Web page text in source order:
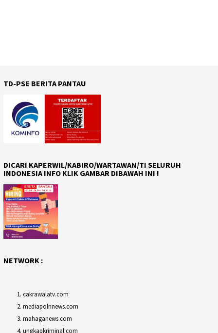
TD-PSE BERITA PANTAU
DICARI KAPERWIL/KABIRO/WARTAWAN/TI SELURUH
INDONESIA INFO KLIK GAMBAR DIBAWAH INI !
NETWORK :
cakrawalatv.com
mediapolrinews.com
mahaganews.com
ungkapkriminal.com